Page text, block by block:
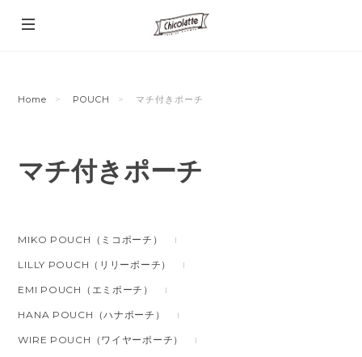
Home POUCH マチ付きポーチ
マチ付きポーチ
MIKO POUCH（ミコポーチ）
LILLY POUCH（リリーポーチ）
EMI POUCH（エミポーチ）
HANA POUCH（ハナポーチ）
WIRE POUCH（ワイヤーポーチ）